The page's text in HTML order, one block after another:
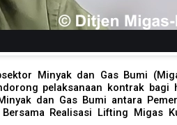
Minyak dan Gas Bumi
pelaksanaan kontrak bagi
dan Gas Bumi antara
Realisasi Lifting Migas